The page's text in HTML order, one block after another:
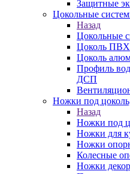
Защитные
Цокольные
Назад
Цокольные
Цоколь ПВХ
Цоколь
Профиль
ДСП
Ножки под
Назад
Ножки под
Ножки для
Ножки
Колесные
Ножки